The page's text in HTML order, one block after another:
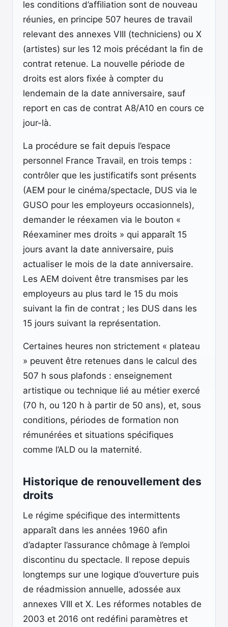
les conditions d’affiliation sont de nouveau
réunies, en principe 507 heures de travail
relevant des annexes VIII (techniciens) ou X
(artistes) sur les 12 mois précédant la fin de
contrat retenue. La nouvelle période de
droits est alors fixée à compter du
lendemain de la date anniversaire, sauf
report en cas de contrat A8/A10 en cours ce
jour-là.
La procédure se fait depuis l’espace
personnel France Travail, en trois temps :
contrôler que les justificatifs sont présents
(AEM pour le cinéma/spectacle, DUS via le
GUSO pour les employeurs occasionnels),
demander le réexamen via le bouton «
Réexaminer mes droits » qui apparaît 15
jours avant la date anniversaire, puis
actualiser le mois de la date anniversaire.
Les AEM doivent être transmises par les
employeurs au plus tard le 15 du mois
suivant la fin de contrat ; les DUS dans les
15 jours suivant la représentation.
Certaines heures non strictement « plateau
» peuvent être retenues dans le calcul des
507 h sous plafonds : enseignement
artistique ou technique lié au métier exercé
(70 h, ou 120 h à partir de 50 ans), et, sous
conditions, périodes de formation non
rémunérées et situations spécifiques
comme l’ALD ou la maternité.
Historique de renouvellement des
droits
Le régime spécifique des intermittents
apparaît dans les années 1960 afin
d’adapter l’assurance chômage à l’emploi
discontinu du spectacle. Il repose depuis
longtemps sur une logique d’ouverture puis
de réadmission annuelle, adossée aux
annexes VIII et X. Les réformes notables de
2003 et 2016 ont redéfini paramètres et